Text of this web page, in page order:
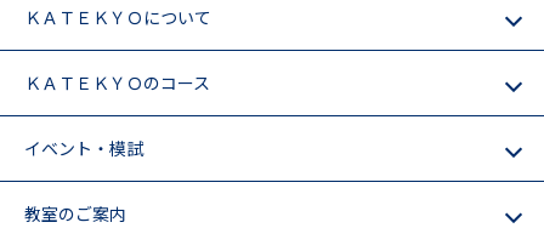
ＫＡＴＥＫＹＯについて
ＫＡＴＥＫＹＯのコース
イベント・模試
教室のご案内